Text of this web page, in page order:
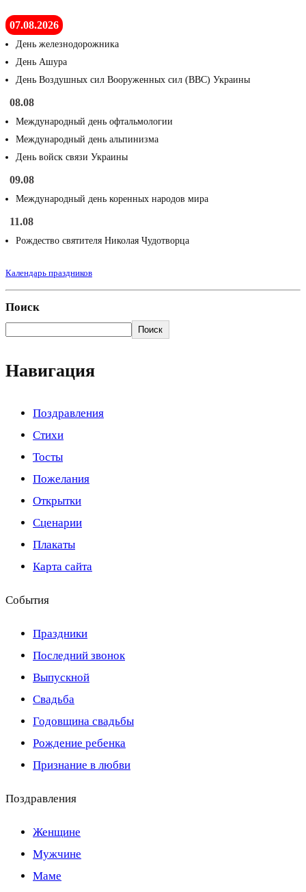
07.08.2026
День железнодорожника
День Ашура
День Воздушных сил Вооруженных сил (ВВС) Украины
08.08
Международный день офтальмологии
Международный день альпинизма
День войск связи Украины
09.08
Международный день коренных народов мира
11.08
Рождество святителя Николая Чудотворца
Календарь праздников
Поиск
Поиск
Навигация
Поздравления
Стихи
Тосты
Пожелания
Открытки
Сценарии
Плакаты
Карта сайта
События
Праздники
Последний звонок
Выпускной
Свадьба
Годовщина свадьбы
Рождение ребенка
Признание в любви
Поздравления
Женщине
Мужчине
Маме